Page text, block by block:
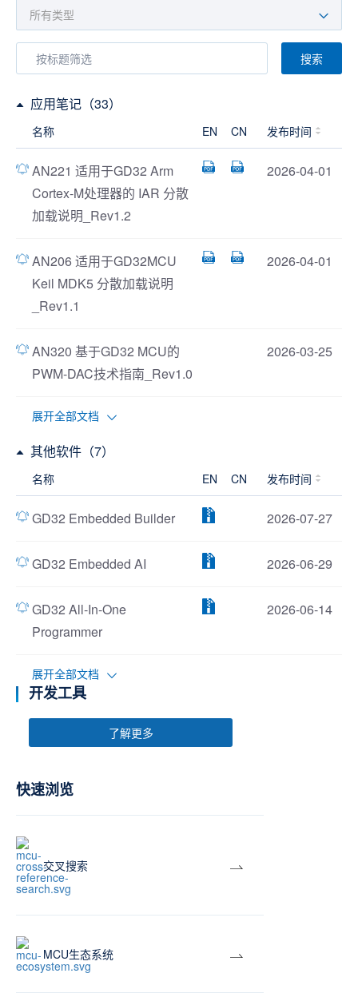
搜索
应用笔记（33）
名称 EN CN 发布时间
AN221 适用于GD32 Arm
Cortex-M处理器的 IAR 分散
加载说明_Rev1.2
2026-04-01
AN206 适用于GD32MCU
Keil MDK5 分散加载说明
_Rev1.1
2026-04-01
AN320 基于GD32 MCU的
PWM-DAC技术指南_Rev1.0
2026-03-25
展开全部文档
其他软件（7）
名称 EN CN 发布时间
GD32 Embedded Builder 2026-07-27
GD32 Embedded AI 2026-06-29
GD32 All-In-One
Programmer
2026-06-14
展开全部文档
开发工具
了解更多
快速浏览
交叉搜索
MCU生态系统